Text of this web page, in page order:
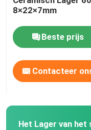
8×22×7mm
Beste prijs
Contacteer
Het Lager van